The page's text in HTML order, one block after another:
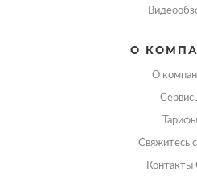
О
О
Тарифы
Свяжитесь
Контакты